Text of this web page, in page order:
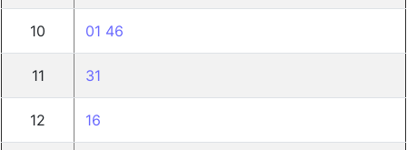
10 01 46
11 31
12 16